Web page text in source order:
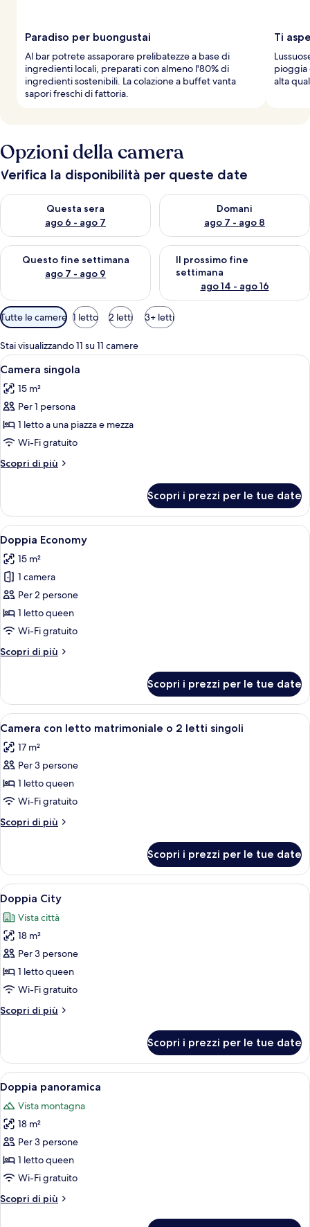
Paradiso per buongustai
Al bar potrete assaporare prelibatezze a base di
ingredienti locali, preparati con almeno l'80% di
ingredienti sostenibili. La colazione a buffet vanta
sapori freschi di fattoria.
Ti
pioggia
alta
Opzioni della camera
Verifica la disponibilità per queste date
Questa sera
ago 6 - ago 7
Verifica la disponibilità per questa sera, ago 6 - ago 7
Domani
ago 7 - ago 8
Verifica la disponibilità per
Questo fine settimana
ago 7 - ago 9
Verifica la disponibilità per questo fine settimana, ago 7 - ago
Il prossimo fine
settimana
ago 14 - ago 16
Verifica la disponibilità per il
Filtri
disponibili
per
le
camere
Tutte le camere 1 letto 2 letti 3+ letti
Stai visualizzando 11 su 11 camere
Apri
tutte
le
foto
per
Camera
singola
Una camera d'albergo moderna
3
Camera singola
15 m²
Per 1 persona
1 letto a una piazza e mezza
Wi-Fi gratuito
Scopri di più
Altri
singola
Scopri i prezzi per le tue date
Apri
tutte
le
foto
per
Doppia
Economy
Una camera d'albergo con un letto,
3
Doppia Economy
15 m²
1 camera
Per 2 persone
1 letto queen
Wi-Fi gratuito
Scopri di più
Altri
Economy
Scopri i prezzi per le tue date
Apri
tutte
le
foto
per
Camera
con
letto
o
2
letti
singoli
Una camera d'albergo moderna
4
Camera con letto matrimoniale o 2 letti singoli
17 m²
Per 3 persone
1 letto queen
Wi-Fi gratuito
Scopri di più
Altri
con
letto
matrimoniale
2
letti
Scopri i prezzi per le tue date
Apri
tutte
le
foto
per
Doppia
City
Una camera d'albergo con un letto,
3
Doppia City
Vista città
18 m²
Per 3 persone
1 letto queen
Wi-Fi gratuito
Scopri di più
Altri
City
Scopri i prezzi per le tue date
Apri
tutte
le
foto
per
Doppia
panoramica
Una camera d'hotel moderna con
4
Doppia panoramica
Vista montagna
18 m²
Per 3 persone
1 letto queen
Wi-Fi gratuito
Scopri di più
Altri